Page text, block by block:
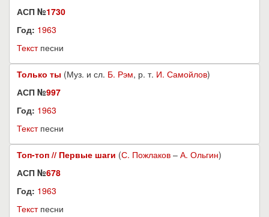
АСП №1730
Год: 1963
Текстпесни
Только ты (Муз. и сл. Б. Рэм, р. т. И. Самойлов)
АСП №997
Год: 1963
Текстпесни
Топ-топ // Первые шаги (С. Пожлаков – А. Ольгин)
АСП №678
Год: 1963
Текстпесни